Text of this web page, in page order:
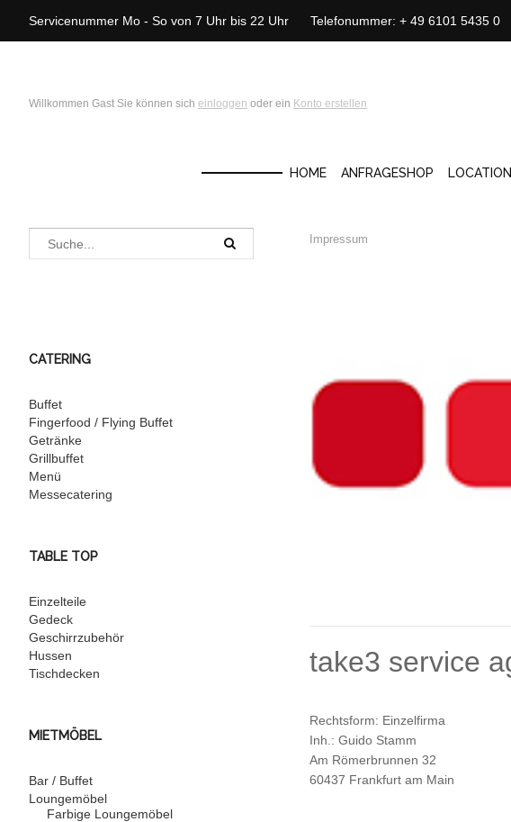
Servicenummer Mo - So von 7 Uhr bis 22 Uhr Telefonummer: + 49 6101 5435 0
Willkommen Gast Sie können sich einloggen oder ein Konto erstellen
HOME ANFRAGESHOP
Impressum
take3 service
Rechtsform: Einzelfirma
Inh.: Guido Stamm
Am Römerbrunnen 32
60437 Frankfurt am Main
CATERING
Buffet
Fingerfood / Flying Buffet
Getränke
Grillbuffet
Menü
Messecatering
TABLE TOP
Einzelteile
Gedeck
Geschirrzubehör
Hussen
Tischdecken
MIETMÖBEL
Bar / Buffet
Loungemöbel
Farbige Loungemöbel